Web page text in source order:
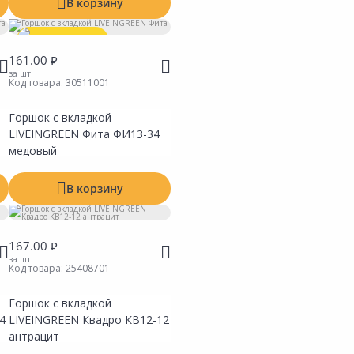
Выгодная цена
161.00 ₽
за шт
Код товара: 30511001
Горшок с вкладкой
LIVEINGREEN Фита ФИ13-34
медовый
В корзину
167.00 ₽
за шт
Код товара: 25408701
Горшок с вкладкой
LIVEINGREEN Квадро КВ12-12
антрацит